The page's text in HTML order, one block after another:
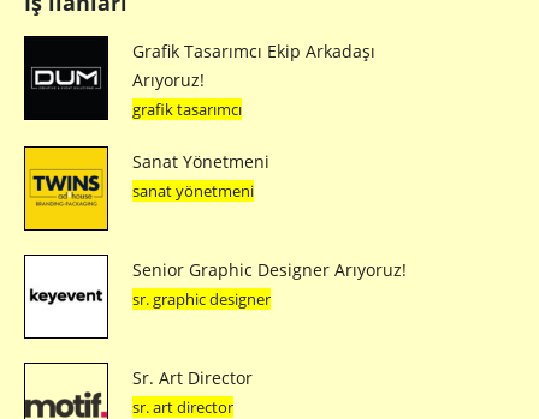
Grafik Tasarımcı Ekip Arkadaşı
Arıyoruz!
grafik tasarımcı
Sanat Yönetmeni
sanat yönetmeni
Senior Graphic Designer Arıyoruz!
sr. graphic designer
Sr. Art Director
sr. art director